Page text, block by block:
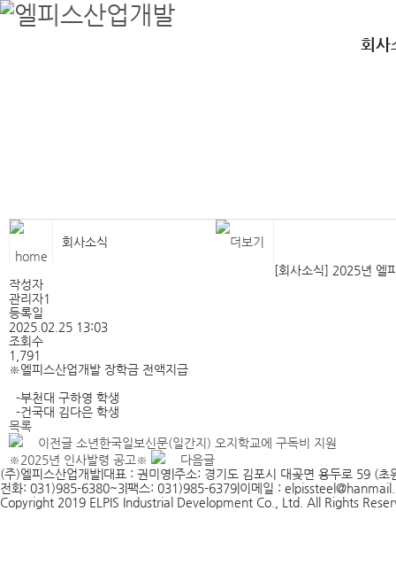
회사
회사소식
[회사소식] 2025년 엘
작성자
관리자1
등록일
2025.02.25 13:03
조회수
1,791
※엘피스산업개발 장학금 전액지급
-부천대 구하영 학생
-건국대 김다은 학생
목록
이전글 소년한국일보신문(일간지) 오지학교에 구독비 지원
※2025년 인사발령 공고※
다음글
(주)엘피스산업개발 대표 : 권미영 주소: 경기도 김포시 대곶면 용두로 59 (초
전화: 031)985-6380~3팩스: 031)985-6379 이메일 :
Copyright 2019 ELPIS Industrial Development Co., Ltd. All Rights